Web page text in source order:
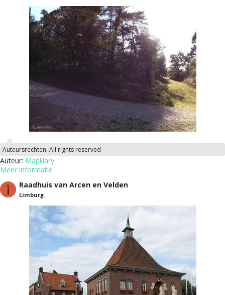
Auteursrechten: All rights reserved
Auteur: Mapillary
Meer informatie
Raadhuis van Arcen en Velden
Limburg